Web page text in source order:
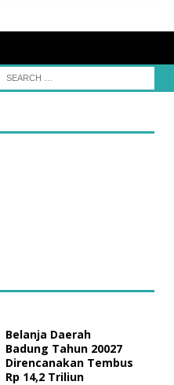
Belanja Daerah
Badung Tahun 20027
Direncanakan Tembus
Rp 14,2 Triliun